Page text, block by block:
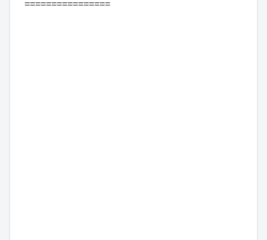
================